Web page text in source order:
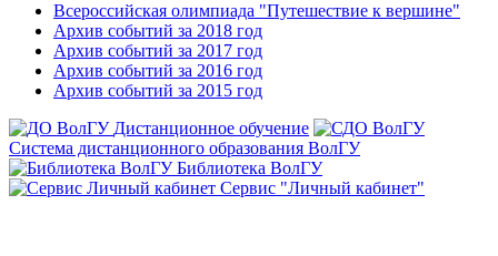
Всероссийская олимпиада "Путешествие к вершине"
Архив событий за 2018 год
Архив событий за 2017 год
Архив событий за 2016 год
Архив событий за 2015 год
Дистанционное обучение
Система дистанционного образования ВолГУ
Библиотека ВолГУ
Сервис "Личный кабинет"